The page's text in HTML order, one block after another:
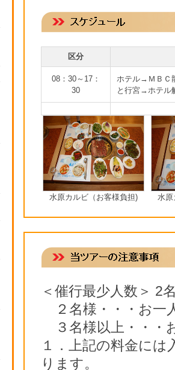
区分
08：30～17：
30
ホテル→ＭＢＣ
と行宮→ホテル
水原カルビ（お客様負担) 水原
＜催行最少人数＞ 2
２名様・・・お一
３名様以上・・・
１．上記の料金に
ります。